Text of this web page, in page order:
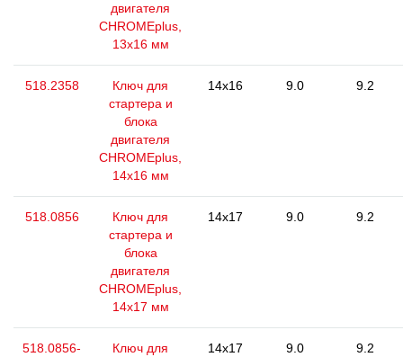
двигателя
CHROMEplus,
13x16 мм
518.2358
Ключ для
стартера и
блока
двигателя
CHROMEplus,
14x16 мм
14x16 9.0 9.2
518.0856
Ключ для
стартера и
блока
двигателя
CHROMEplus,
14х17 мм
14x17 9.0 9.2
518.0856-
Ключ для
14x17 9.0 9.2